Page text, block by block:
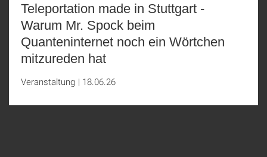
Teleportation made in Stuttgart -
Warum Mr. Spock beim
Quanteninternet noch ein Wörtchen
mitzureden hat
Veranstaltung | 18.06.26